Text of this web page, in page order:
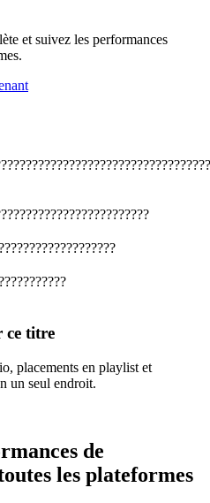
et suivez les performances
ce titre
placements en playlist et
un seul endroit.
de
les plateformes